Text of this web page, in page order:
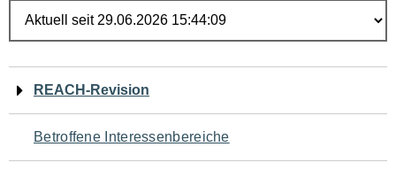
Navigation
für
den
REACH-Revision
Betroffene Interessenbereiche